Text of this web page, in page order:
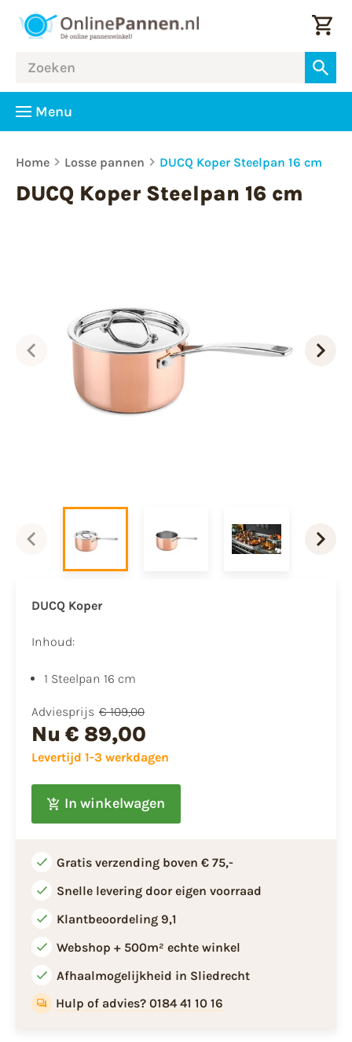
Menu
Home Losse pannen DUCQ Koper Steelpan 16 cm
DUCQ Koper Steelpan 16 cm
DUCQ Koper
Inhoud:
1 Steelpan 16 cm
Adviesprijs € 109,00
Nu € 89,00
Levertijd 1-3 werkdagen
In winkelwagen
Gratis verzending boven € 75,-
Snelle levering door eigen voorraad
Klantbeoordeling 9,1
Webshop + 500m² echte winkel
Afhaalmogelijkheid in Sliedrecht
Hulp of advies? 0184 41 10 16